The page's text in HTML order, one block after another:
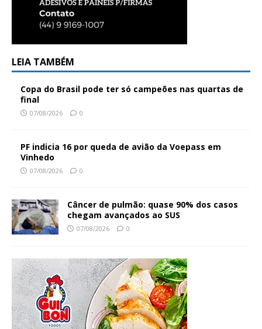
LEIA TAMBÉM
Copa do Brasil pode ter só campeões nas quartas de
final
07/08/2026 0
PF indicia 16 por queda de avião da Voepass em
Vinhedo
07/08/2026 0
Câncer de pulmão: quase 90% dos casos
chegam avançados ao SUS
07/08/2026 0